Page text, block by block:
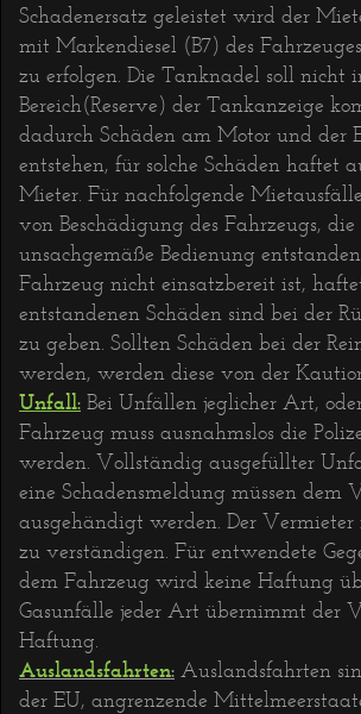
Schadenersatz geleistet wird der
mit Markendiesel (B7) des
zu erfolgen. Die Tanknadel soll nicht
Bereich(Reserve) der Tankanzeige
dadurch Schäden am Motor und der
entstehen, für solche Schäden haftet
Mieter. Für nachfolgende
von Beschädigung des Fahrzeugs,
unsachgemäße Bedienung
Fahrzeug nicht einsatzbereit ist,
entstandenen Schäden sind bei der
zu geben. Sollten Schäden bei der
werden, werden diese von der
Unfall: Bei Unfällen jeglicher Art,
Fahrzeug muss ausnahmslos die
werden. Vollständig ausgefüllter
eine Schadensmeldung müssen dem
ausgehändigt werden. Der
zu verständigen. Für entwendete
dem Fahrzeug wird keine Haftung
Gasunfälle jeder Art übernimmt der
Haftung.
Auslandsfahrten: Auslandsfahrten
der EU, angrenzende